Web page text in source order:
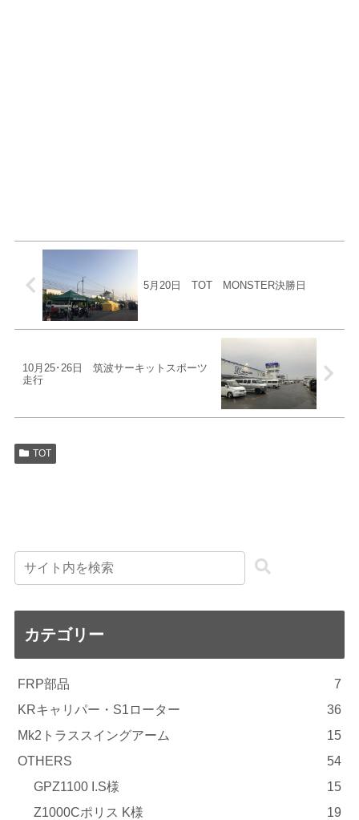
5月20日 TOT MONSTER決勝日
10月25･26日 筑波サーキットスポーツ
走行
TOT
カテゴリー
FRP部品
7
KRキャリパー・S1ローター
36
Mk2トラススイングアーム
15
OTHERS
54
GPZ1100 I.S様
15
Z1000Cポリス K様
19